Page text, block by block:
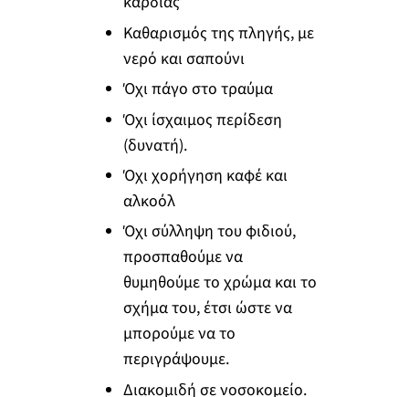
Καθαρισμός της πληγής, με
νερό και σαπούνι
Όχι πάγο στο τραύμα
Όχι ίσχαιμος περίδεση
(δυνατή).
Όχι χορήγηση καφέ και
αλκοόλ
Όχι σύλληψη του φιδιού,
προσπαθούμε να
θυμηθούμε το χρώμα και το
σχήμα του, έτσι ώστε να
μπορούμε να το
περιγράψουμε.
Διακομιδή σε νοσοκομείο.